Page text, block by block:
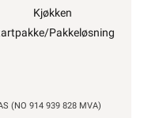
Kjøkken
Pakkeløsning
(NO 914 939 828 MVA)